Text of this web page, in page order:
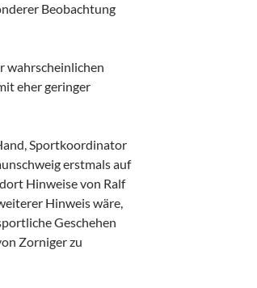
Beobachtung
wahrscheinlichen
eher geringer
Sportkoordinator
erstmals auf
Hinweise von Ralf
Hinweis wäre,
Geschehen
Zorniger zu